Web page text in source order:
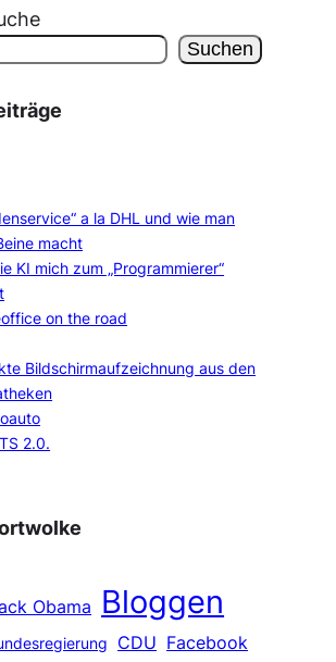
Suchen
a la DHL und wie man
macht
KI mich zum „Programmierer“
on the road
Bildschirmaufzeichnung aus den
2.0.
Obama Bloggen
CDU Facebook